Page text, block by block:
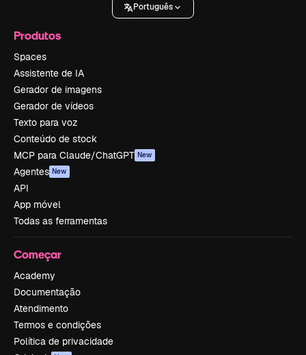
Português
Produtos
Spaces
Assistente de IA
Gerador de imagens
Gerador de vídeos
Texto para voz
Conteúdo de stock
MCP para Claude/ChatGPT New
Agentes New
API
App móvel
Todas as ferramentas
Começar
Academy
Documentação
Atendimento
Termos e condições
Política de privacidade